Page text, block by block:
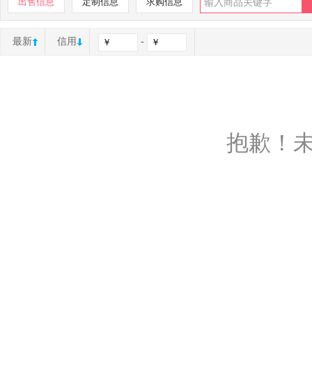
最新 信用 -
抱歉！